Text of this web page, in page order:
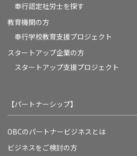
奉行認定社労士を探す
教育機関の方
奉⾏学校教育⽀援プロジェクト
スタートアップ企業の方
スタートアップ支援プロジェクト
【パートナーシップ】
OBCのパートナービジネスとは
ビジネスをご検討の方